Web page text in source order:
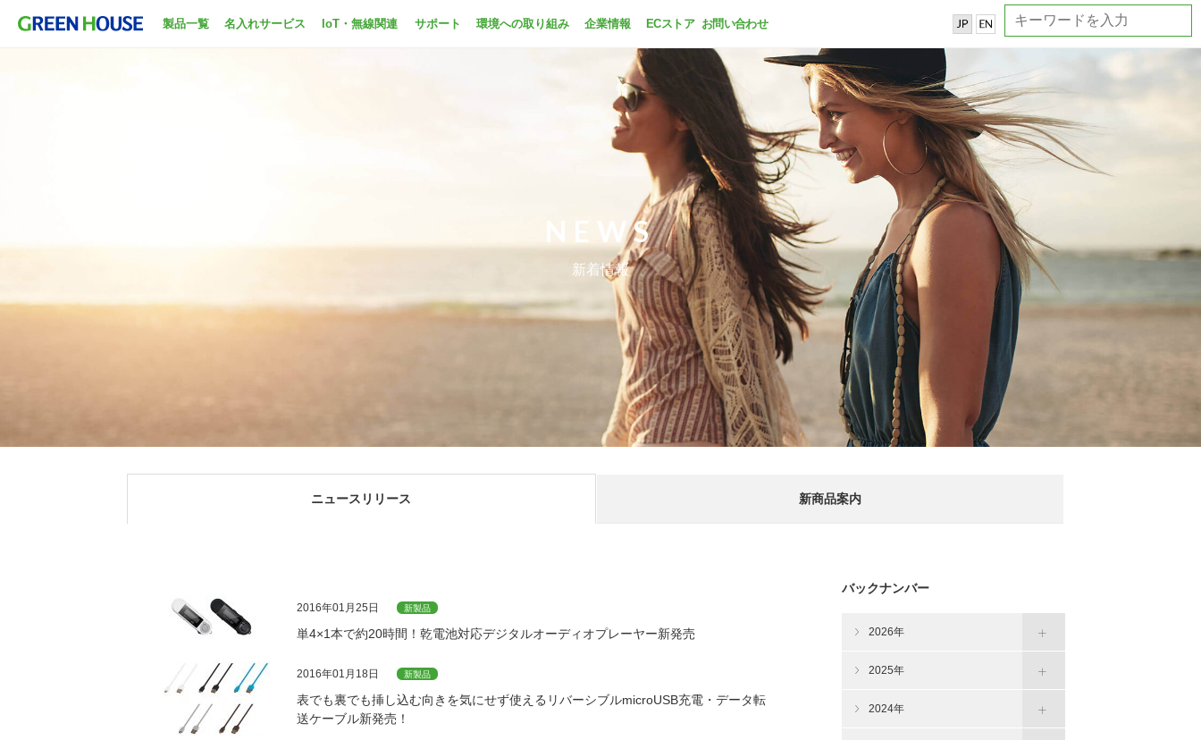
製品一覧 名入れサービス IoT・無線関連 サポート 環境への取り組み 企業情報 ECストア お問い合わせ
NEWS
新着情報
ニュースリリース 新商品案内
2016年01月25日 新製品
単4×1本で約20時間！乾電池対応デジタルオーディオプレーヤー新発売
2016年01月18日 新製品
表でも裏でも挿し込む向きを気にせず使えるリバーシブルmicroUSB充電・データ転
送ケーブル新発売！
バックナンバー
2026年
2025年
2024年